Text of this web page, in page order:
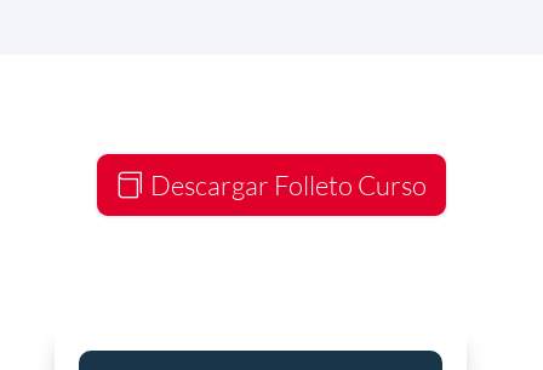
Descargar Folleto Curso